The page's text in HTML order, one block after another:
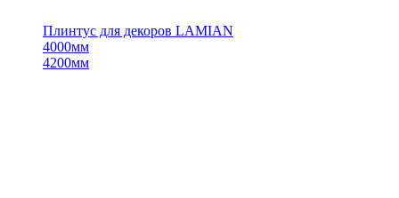
Плинтус для декоров LAMIAN
4000мм
4200мм